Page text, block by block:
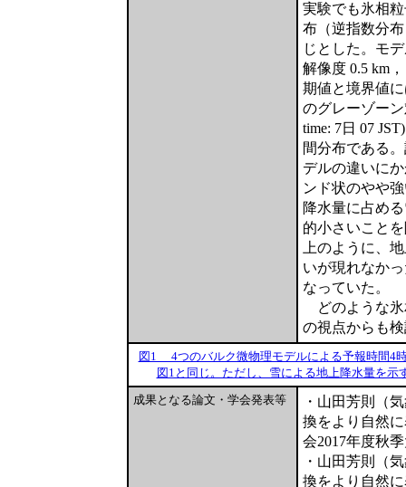
実験でも氷相
布（逆指数分
じとした。モ
解像度 0.5 km
期値と境界値
のグレーゾー
time: 7日 07
間分布である
デルの違いに
ンド状のやや
降水量に占め
的小さいこと
上のように、
いが現れなか
なっていた。
どのような氷
の視点からも
図1 4つのバルク微物理モデルによる予報時間4
図1と同じ。ただし、雪による地上降水量を示
成果となる論文・学会発表等
・山田芳則（
換をより自然
会2017年度秋
・山田芳則（
換をより自然